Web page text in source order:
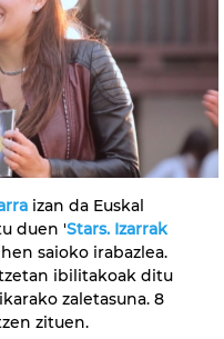
izan da Euskal
duen 'Stars. Izarrak
saioko irabazlea.
ibilitakoak ditu
zaletasuna. 8
zituen.